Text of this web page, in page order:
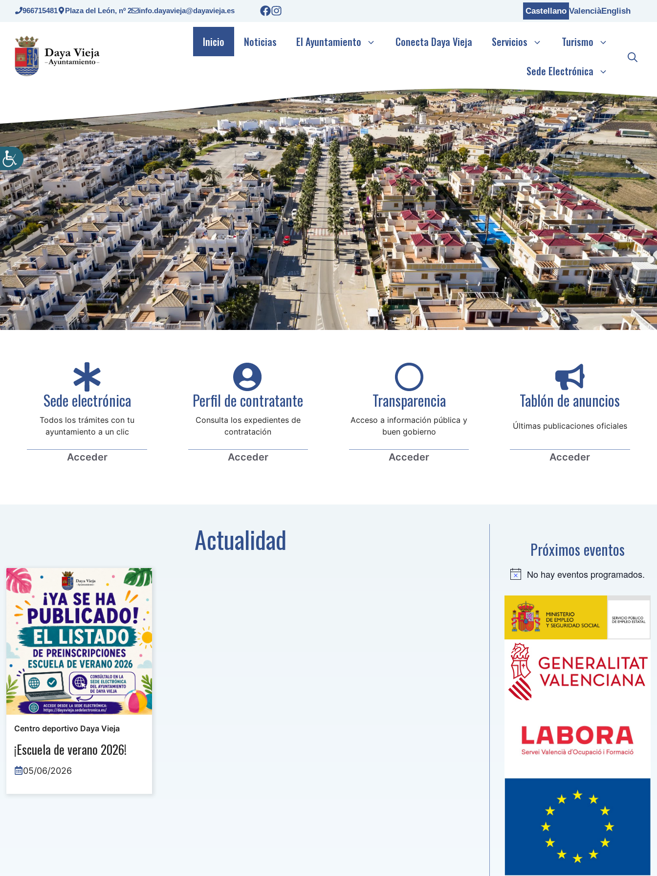
Saltar
966715481 Plaza del León, nº 2 info.dayavieja@dayavieja.es Castellano ValenciàEnglish
Inicio Noticias El Ayuntamiento Conecta Daya Vieja Servicios
Turismo
Sede Electrónica
Sede electrónica
Todos los trámites con tu
ayuntamiento a un clic
Acceder
Perfil de contratante
Consulta los expedientes de
contratación
Acceder
Transparencia
Acceso a información pública y
buen gobierno
Acceder
Tablón de anuncios
Últimas publicaciones oficiales
Acceder
Actualidad
Centro deportivo Daya Vieja
¡Escuela de verano 2026!
05/06/2026
Próximos eventos
A
o
No hay eventos programados.